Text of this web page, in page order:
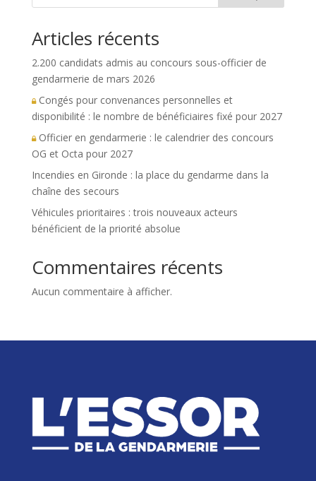
Articles récents
2.200 candidats admis au concours sous-officier de
gendarmerie de mars 2026
Congés pour convenances personnelles et
disponibilité : le nombre de bénéficiaires fixé pour 2027
Officier en gendarmerie : le calendrier des concours
OG et Octa pour 2027
Incendies en Gironde : la place du gendarme dans la
chaîne des secours
Véhicules prioritaires : trois nouveaux acteurs
bénéficient de la priorité absolue
Commentaires récents
Aucun commentaire à afficher.